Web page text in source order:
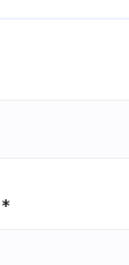
*